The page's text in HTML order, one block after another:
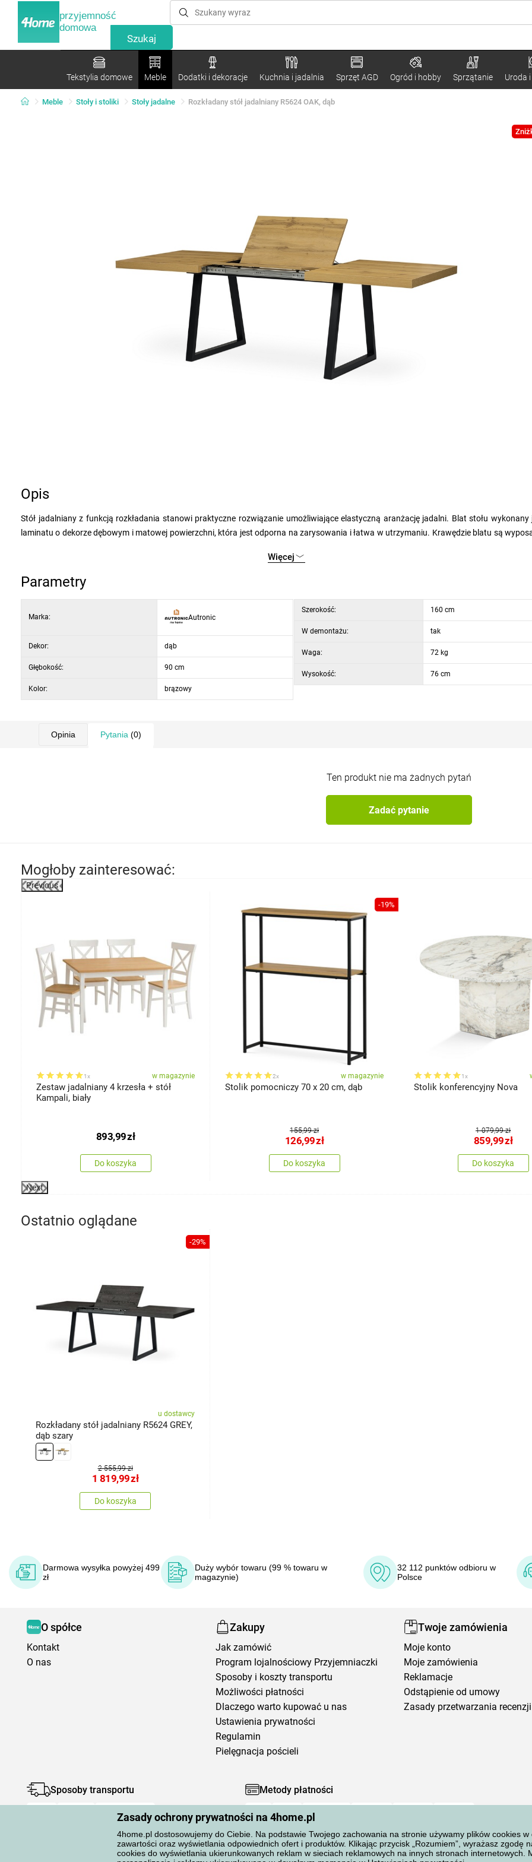
Zasady ochrony prywatności na 4home.pl
4home.pl dostosowujemy do Ciebie. Na podstawie Twojego zachowania na stronie używamy plików cookies
zawartości oraz wyświetlania odpowiednich ofert i produktów. Klikając przycisk „Rozumiem”, wyrażasz zgodę
cookies do wyświetlania ukierunkowanych reklam w sieciach reklamowych na innych stronach internetowych.
przyjemność
domowa
Tekstylia domowe Meble Dodatki i dekoracje Kuchnia i jadalnia Sprzęt AGD Ogród i hobby Sprzątanie Uroda
Meble Stoły i stoliki Stoły jadalne Rozkładany stół jadalniany R5624 OAK, dąb
Opis
Stół jadalniany z funkcją rozkładania stanowi praktyczne rozwiązanie umożliwiające elastyczną aranżację jadalni. Blat stołu wykonany
laminatu o dekorze dębowym i matowej powierzchni, która jest odporna na zarysowania i łatwa w utrzymaniu. Krawędzie blatu są
kolorze czarnym zapewnia solidne podparcie i stabilność podczas użytkowania. Wymiary 160 x 90 cm można rozszerzyć o 80 cm, co
wygodne siedzenie większej liczby osób. Wysokość stołu 76 cm odpowiada standardowym parametrom ergonomicznym dla mebli
Więcej
Parametry
Marka: Autronic
Dekor: dąb
Głębokość: 90 cm
Kolor: brązowy
Szerokość: 160 cm
W demontażu: tak
Waga: 72 kg
Wysokość: 76 cm
Opinia Pytania (0)
Ten produkt nie ma żadnych pytań
Zadać pytanie
Mogłoby zainteresować:
Previous
1x w magazynie
Zestaw jadalniany 4 krzesła + stół
Kampali, biały
893,99zł
Do koszyka
-19%
2x w magazynie
Stolik pomocniczy 70 x 20 cm, dąb
155,99 zł
126,99zł
Do koszyka
1x
Stolik konferencyjny Nova
1 079,99 zł
859,99zł
Do koszyka
Next
Ostatnio oglądane
-29%
u dostawcy
Rozkładany stół jadalniany R5624 GREY,
dąb szary
2 555,99 zł
1 819,99zł
Do koszyka
Darmowa wysyłka powyżej 499
zł
Duży wybór towaru (99 % towaru w
magazynie)
32 112 punktów odbioru w
Polsce
O spółce
Kontakt
O nas
Zakupy
Jak zamówić
Program lojalnościowy Przyjemniaczki
Sposoby i koszty transportu
Możliwości płatności
Dlaczego warto kupować u nas
Ustawienia prywatności
Regulamin
Pielęgnacja pościeli
Twoje zamówienia
Moje konto
Moje zamówienia
Reklamacje
Odstąpienie od umowy
Zasady przetwarzania recenzji
Sposoby transportu Metody płatności